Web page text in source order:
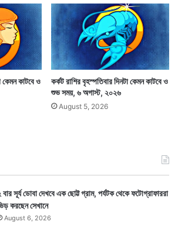
বেরলে সাধারণভাবে শুভ ফললাভ হয়ে
কেমন কাটবে ও
কর্কট রাশির বৃহস্পতিবার দিনটা কেমন কাটবে ও
শুভ সময়, ৬ অগাস্ট, ২০২৬
August 5, 2026
বার সূর্য ডোবা দেখবে এক ছোট্ট গ্রাম, পর্যটক থেকে ফটোগ্রাফাররা
করছেন সেখানে
August 6, 2026